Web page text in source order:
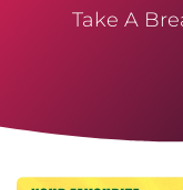
Take A